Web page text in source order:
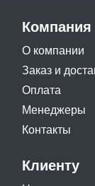
Компания
О компании
Заказ и
Оплата
Менеджеры
Контакты
Клиенту